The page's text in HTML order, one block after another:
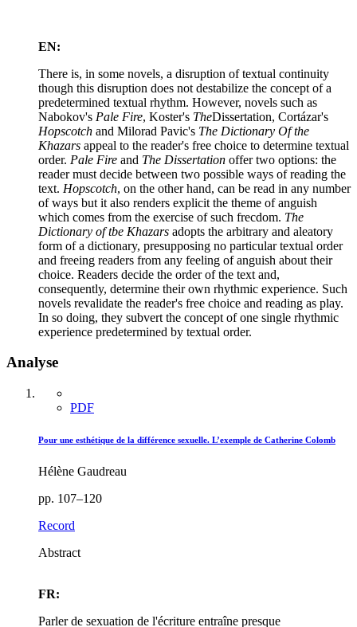
EN:
There is, in some novels, a disruption of textual continuity
though this disruption does not destabilize the concept of a
predetermined textual rhythm. However, novels such as
Nabokov's Pale Fire, Koster's TheDissertation, Cortázar's
Hopscotch and Milorad Pavic's The Dictionary Of the
Khazars appeal to the reader's free choice to determine textual
order. Pale Fire and The Dissertation offer two options: the
reader must decide between two possible ways of reading the
text. Hopscotch, on the other hand, can be read in any number
of ways but it also renders explicit the theme of anguish
which comes from the exercise of such frecdom. The
Dictionary of tbe Khazars adopts the arbitrary and aleatory
form of a dictionary, presupposing no particular textual order
and freeing readers from any feeling of anguish about their
choice. Readers decide the order of the text and,
consequently, determine their own rhythmic experience. Such
novels revalidate the reader's free choice and reading as play.
In so doing, they subvert the concept of one single rhythmic
experience predetermined by textual order.
Analyse
PDF
Pour une esthétique de la différence sexuelle. L’exemple de Catherine Colomb
Hélène Gaudreau
pp. 107–120
Record
Abstract
FR:
Parler de sexuation de l'écriture entraîne presque